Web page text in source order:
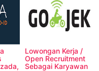
Lowongan Kerja /
Open Recruitment
Sebagai Karyawan